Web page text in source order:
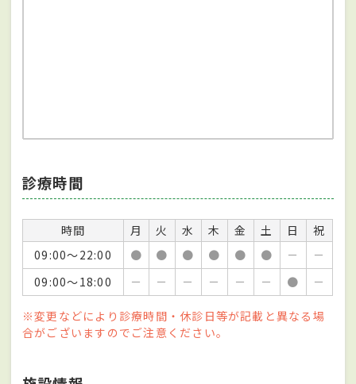
診療時間
時間 月 火 水 木 金 土 日
祝
09:00～22:00
● ● ● ● ● ● －
－
09:00～18:00
－ － － － － － ● －
※変更などにより診療時間・休診日等が記載と異なる場
合がございますのでご注意ください。